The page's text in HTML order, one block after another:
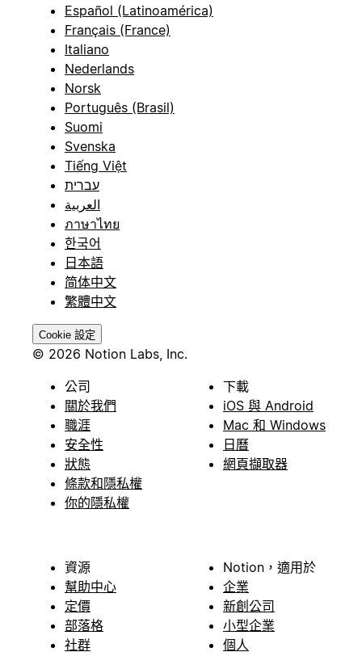
Español (Latinoamérica)
Français (France)
Italiano
Nederlands
Norsk
Português (Brasil)
Suomi
Svenska
Tiếng Việt
עברית
العربية
ภาษาไทย
한국어
日本語
简体中文
繁體中文
Cookie 設定
© 2026 Notion Labs, Inc.
公司
關於我們
職涯
安全性
狀態
條款和隱私權
你的隱私權
下載
iOS 與 Android
Mac 和 Windows
日曆
網頁擷取器
資源
幫助中心
定價
部落格
社群
Notion，適用於
企業
新創公司
小型企業
個人